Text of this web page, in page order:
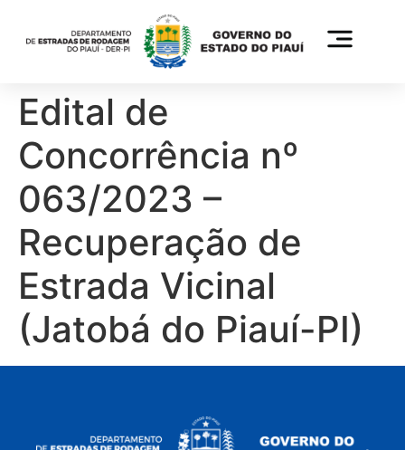
Edital de
Concorrência nº
063/2023 –
Recuperação de
Estrada Vicinal
(Jatobá do Piauí-PI)